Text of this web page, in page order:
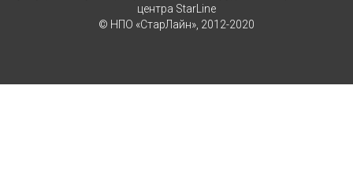
центра StarLine
© НПО «СтарЛайн», 2012-2020